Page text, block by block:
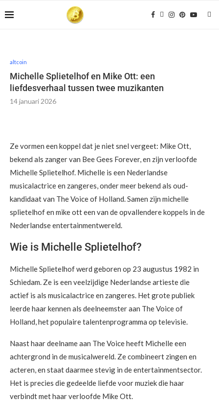
altcoin
Michelle Splietelhof en Mike Ott: een
liefdesverhaal tussen twee muzikanten
14 januari 2026
Ze vormen een koppel dat je niet snel vergeet: Mike Ott,
bekend als zanger van Bee Gees Forever, en zijn verloofde
Michelle Splietelhof. Michelle is een Nederlandse
musicalactrice en zangeres, onder meer bekend als oud-
kandidaat van The Voice of Holland. Samen zijn michelle
splietelhof en mike ott een van de opvallendere koppels in de
Nederlandse entertainmentwereld.
Wie is Michelle Splietelhof?
Michelle Splietelhof werd geboren op 23 augustus 1982 in
Schiedam. Ze is een veelzijdige Nederlandse artieste die
actief is als musicalactrice en zangeres. Het grote publiek
leerde haar kennen als deelneemster aan The Voice of
Holland, het populaire talentenprogramma op televisie.
Naast haar deelname aan The Voice heeft Michelle een
achtergrond in de musicalwereld. Ze combineert zingen en
acteren, en staat daarmee stevig in de entertainmentsector.
Het is precies die gedeelde liefde voor muziek die haar
verbindt met haar verloofde Mike Ott.